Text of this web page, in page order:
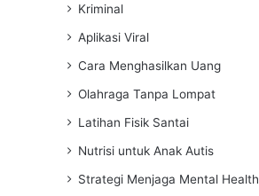
Kriminal
Aplikasi Viral
Cara Menghasilkan Uang
Olahraga Tanpa Lompat
Latihan Fisik Santai
Nutrisi untuk Anak Autis
Strategi Menjaga Mental Health